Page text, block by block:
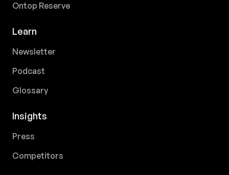
Ontop Reserve
Learn
Newsletter
Podcast
Glossary
Insights
Press
Competitors